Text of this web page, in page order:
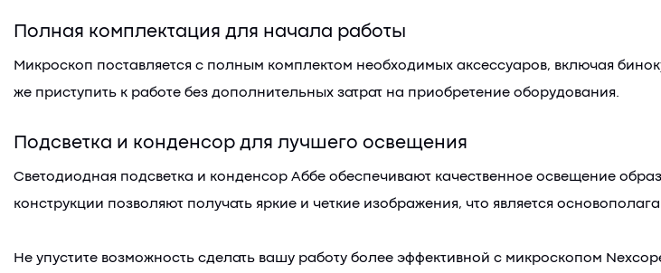
Полная комплектация для начала работы
Микроскоп поставляется с полным комплектом необходимых аксессуаров, включая
же приступить к работе без дополнительных затрат на приобретение оборудования.
Подсветка и конденсор для лучшего освещения
Светодиодная подсветка и конденсор Аббе обеспечивают качественное освещение
конструкции позволяют получать яркие и четкие изображения, что является
Не упустите возможность сделать вашу работу более эффективной с микроскопом